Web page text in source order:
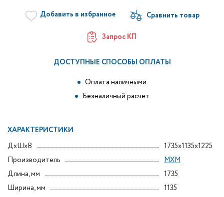
Добавить в избранное
Запрос КП
ДОСТУПНЫЕ СПОСОБЫ ОПЛАТЫ
Оплата наличными
Безналичный расчет
ХАРАКТЕРИСТИКИ
ДxШxВ
1735x1135x1225
Производитель
МХМ
Длина, мм
1735
Ширина, мм
1135